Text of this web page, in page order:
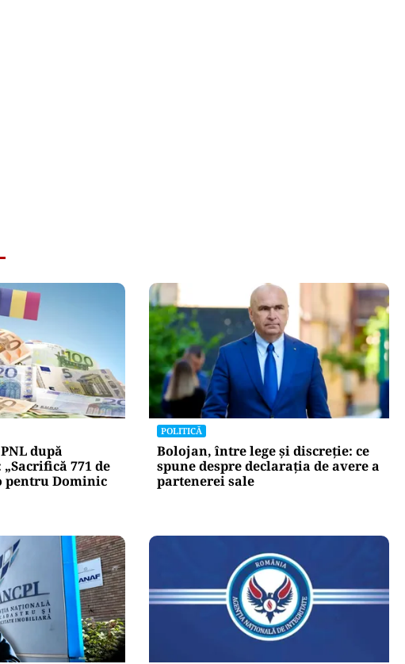
după
„Sacrifică 771 de
pentru Dominic
POLITICĂ
Bolojan, între lege și discreție: ce
spune despre declarația de avere a
partenerei sale